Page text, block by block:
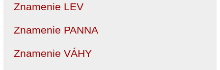
Znamenie LEV
Znamenie PANNA
Znamenie VÁHY